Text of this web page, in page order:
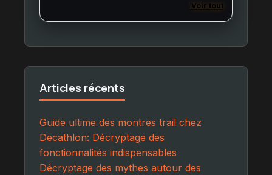
Voir tout
Articles récents
Guide ultime des montres trail chez
Decathlon: Décryptage des
fonctionnalités indispensables
Décryptage des mythes autour des